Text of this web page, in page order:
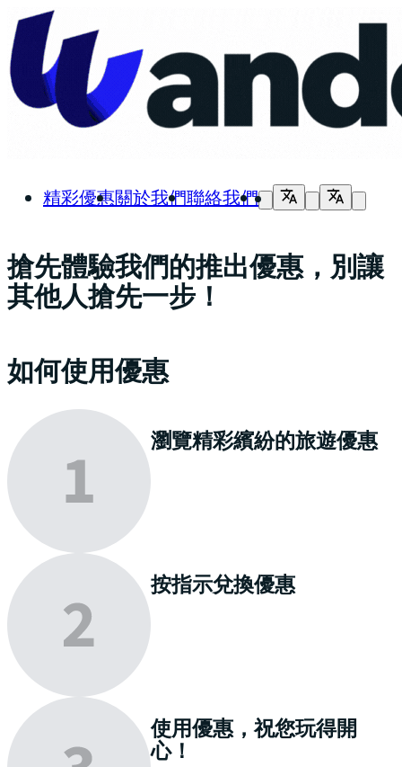
精彩優惠關於我們聯絡我們
搶先體驗我們的推出優惠，別讓
其他人搶先一步！
如何使用優惠
瀏覽精彩繽紛的旅遊優惠
按指示兌換優惠
使用優惠，祝您玩得開
心！